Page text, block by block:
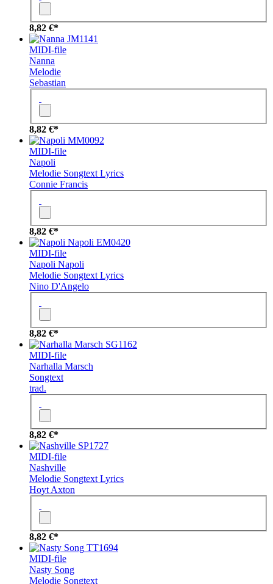
8,82 €*
JM1141
MIDI-file
Nanna
Melodie
Sebastian
8,82 €*
MM0092
MIDI-file
Napoli
Melodie Songtext Lyrics
Connie Francis
8,82 €*
EM0420
MIDI-file
Napoli Napoli
Melodie Songtext Lyrics
Nino D'Angelo
8,82 €*
SG1162
MIDI-file
Narhalla Marsch
Songtext
trad.
8,82 €*
SP1727
MIDI-file
Nashville
Melodie Songtext Lyrics
Hoyt Axton
8,82 €*
TT1694
MIDI-file
Nasty Song
Melodie Songtext